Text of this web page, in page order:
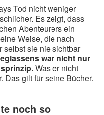
Tod nicht weniger
Es zeigt, dass
Abenteurers ein
Weise, die nach
selbst sie nie sichtbar
war nicht nur
Was er nicht
Das gilt für seine Bücher.
noch so